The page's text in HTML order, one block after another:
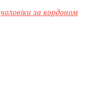
чоловіки за кордоном